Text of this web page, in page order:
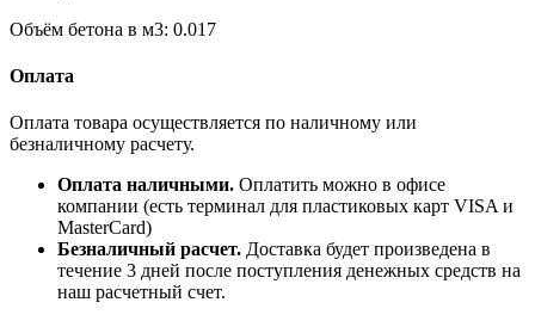
Объём бетона в м3: 0.017
Оплата
Оплата товара осуществляется по наличному или
безналичному расчету.
Оплата наличными. Оплатить можно в офисе
компании (есть терминал для пластиковых карт VISA и
MasterCard)
Безналичный расчет. Доставка будет произведена в
течение 3 дней после поступления денежных средств на
наш расчетный счет.